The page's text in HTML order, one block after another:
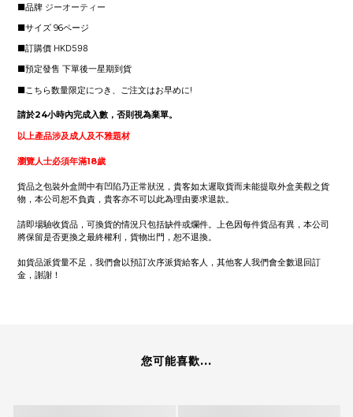
■品牌 ジーオーティー
■サイズ 96ページ
■訂購價 HKD598
■預定發售 下單後一星期到貨
■こちら数量限定につき、ご注文はお早めに!
請於24小時內完成入數，否則視為棄單。
以上產品涉及成人及不雅題材
瀏覽人士必須年滿18歲
貨品之包裝外盒間中有凹陷乃正常狀況，貴客如太遲取貨而未能提取外盒美觀之貨
物，本公司恕不負責，貴客亦不可以此為理由要求退款。
請即場驗收貨品，可換貨的情況只包括缺件或爛件。上色因每件貨品有異，本公司
將保留是否更換之最終權利，貨物出門，恕不退換。
如貨品派貨量不足，我們會以預訂次序派貨給客人，其他客人我們會全數退回訂
金，謝謝！
您可能喜歡...